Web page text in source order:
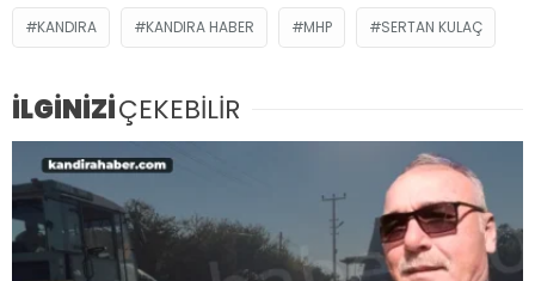
KANDIRA KANDIRA HABER MHP SERTAN KULAÇ
İLGİNİZİÇEKEBİLİR